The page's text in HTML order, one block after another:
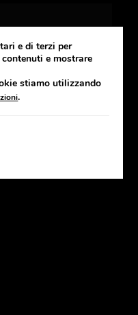
e la tua privacy. Scopri di
e di terzi per
e mostrare
stiamo utilizzando
.